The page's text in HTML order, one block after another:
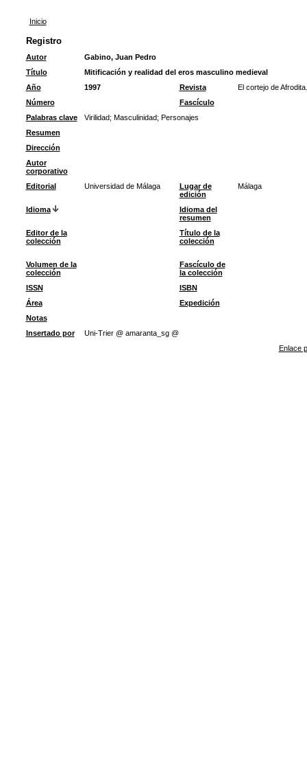
Inicio
Registro
Autor
Gabino, Juan Pedro
Título
Mitificación y realidad del eros masculino medieval
Año
1997 Revista
El cortejo de
Número
Fascículo
Palabras clave
Virilidad; Masculinidad; Personajes
Resumen
Dirección
Autor
corporativo
Editorial
Universidad de Málaga
Lugar de
edición
Málaga
Idioma
Idioma del
resumen
Editor de la
colección
Título de la
colección
Volumen de la
colección
Fascículo de
la colección
ISSN
ISBN
Área
Expedición
Notas
Insertado por
Uni-Trier @ amaranta_sg @
Enlace